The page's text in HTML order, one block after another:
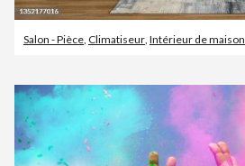
Salon - Pièce, Climatiseur, Intérieur de maison